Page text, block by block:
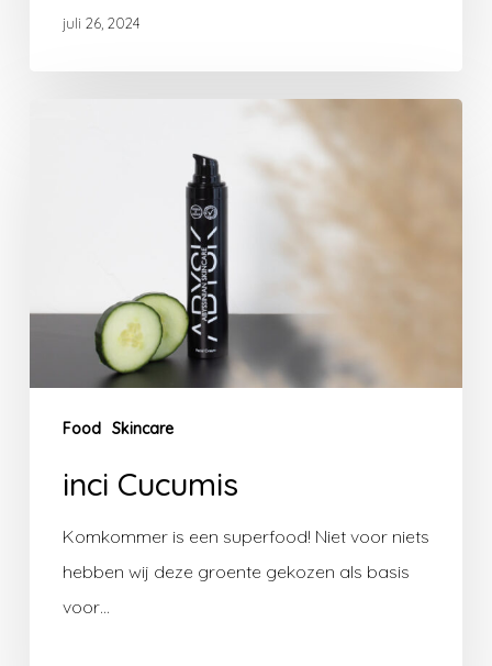
juli 26, 2024
Food Skincare
inci Cucumis
Komkommer is een superfood! Niet voor niets
hebben wij deze groente gekozen als basis
voor…